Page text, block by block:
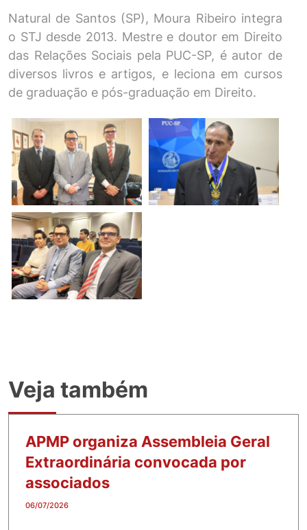
Natural de Santos (SP), Moura Ribeiro integra
o STJ desde 2013. Mestre e doutor em Direito
das Relações Sociais pela PUC-SP, é autor de
diversos livros e artigos, e leciona em cursos
de graduação e pós-graduação em Direito.
Veja também
APMP organiza Assembleia Geral
Extraordinária convocada por
associados
06/07/2026